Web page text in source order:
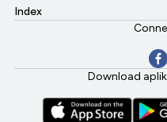
Index
Download